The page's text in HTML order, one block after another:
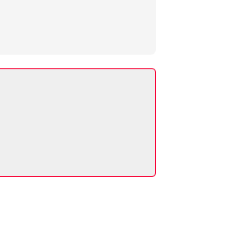
nyitva tartó
naponta reggeli